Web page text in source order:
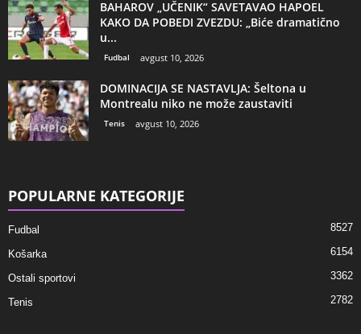
BAHAROV „UČENIK“ SAVETAVAO HAPOEL
KAKO DA POBEDI ZVEZDU: „Biće dramatično
u...
Fudbal avgust 10, 2026
DOMINACIJA SE NASTAVLJA: Šeltona u
Montrealu niko ne može zaustaviti
Tenis avgust 10, 2026
POPULARNE KATEGORIJE
Fudbal 8527
Košarka 6154
Ostali sportovi 3362
Tenis 2782